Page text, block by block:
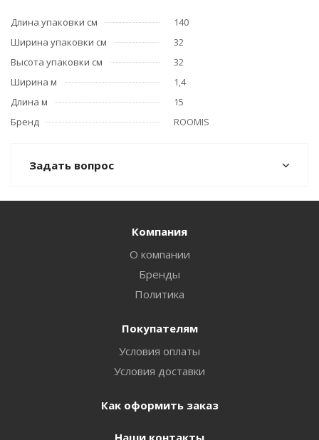
Длина упаковки см
140
Ширина упаковки см
32
Высота упаковки см
32
Ширина м
1,4
Длина м
15
Бренд
ROOMIS
Задать вопрос
Компания
О компании
Бренды
Политика
Покупателям
Условия оплаты
Условия доставки
Как оформить заказ
Наши контакты